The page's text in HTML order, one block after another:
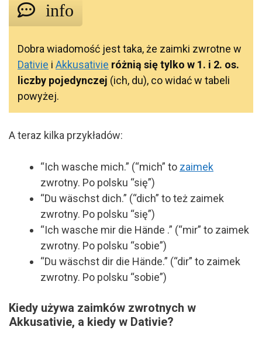
info
Dobra wiadomość jest taka, że zaimki zwrotne w
Dativie i Akkusativie różnią się tylko w 1. i 2. os.
liczby pojedynczej (ich, du), co widać w tabeli
powyżej.
A teraz kilka przykładów:
“Ich wasche mich.” (“mich” to zaimek
zwrotny. Po polsku “się”)
“Du wäschst dich.” (“dich” to też zaimek
zwrotny. Po polsku “się”)
“Ich wasche mir die Hände .” (“mir” to zaimek
zwrotny. Po polsku “sobie”)
“Du wäschst dir die Hände.” (“dir” to zaimek
zwrotny. Po polsku “sobie”)
Kiedy używa zaimków zwrotnych w
Akkusativie, a kiedy w Dativie?